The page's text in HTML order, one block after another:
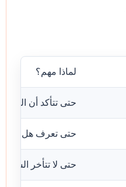
لماذا مهم؟
حتى تتأكد أن
حتى تعرف هل
حتى لا تتأخر الشحنة